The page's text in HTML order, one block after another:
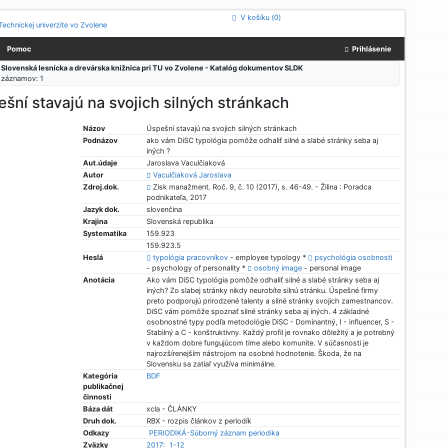
V košíku (0)
Pomoc Prihlásenie
Slovenská lesnícka a drevárska knižnica pri TU vo Zvolene - Katalóg dokumentov SLDK
1
stavajú na svojich silných stránkach
Názov
Úspešní stavajú na svojich silných stránkach
Podnázov
ako vám DiSC typológia pomôže odhaliť silné a slabé stránky seba aj
iných ?
Aut.údaje
Jaroslava Vaculčiaková
Autor
Vaculčiaková Jaroslava
Zdroj.dok.
Zisk manažment. Roč. 9, č. 10 (2017), s. 46-49. - Žilina : Poradca
podnikateľa, 2017
Jazyk dok.
slovenčina
Krajina
Slovenská republika
Systematika
159.923
159.923.5
Heslá
typológia pracovníkov - employee typology *
psychológia osobnosti
- psychology of personality *
osobný image - personal image
Anotácia
Ako vám DiSC typológia pomôže odhaliť silné a slabé stránky seba aj
iných? Zo slabej stránky nikdy neurobíte silnú stránku. Úspešné firmy
preto podporujú prirodzené talenty a silné stránky svojich zamestnancov.
DiSC vám pomôže spoznať silné stránky seba aj iných. 4 základné
osobnostné typy podľa metodológie DiSC - Dominantný, I - influencer, S -
Stabilný a C - konštruktívny. Každý profil je rovnako dôležitý a je potrebný
v každom dobre fungujúcom tíme alebo komunite. V súčasnosti je
najrozšírenejším nástrojom na osobné hodnotenie. Škoda, že na
Slovensku sa zatiaľ využíva minimálne.
Kategória
publikačnej
činnosti
BDF
Báza dát
xcla - ČLÁNKY
Druh dok.
RBX - rozpis článkov z periodík
Odkazy
PERIODIKÁ-Súborný záznam periodika
Zväzky
2017: 1-12